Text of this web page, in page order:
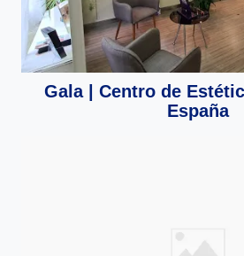
Gala | Centro de
España